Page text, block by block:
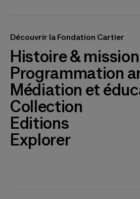
Découvrir la Fondation Cartier
Histoire & mission
Programmation
Médiation et
Collection
Editions
Explorer